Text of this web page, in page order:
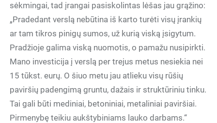
sėkmingai, tad įrangai pasiskolintas lėšas jau grąžino:
„Pradedant verslą nebūtina iš karto turėti visų įrankių
ar tam tikros pinigų sumos, už kurią viską įsigytum.
Pradžioje galima viską nuomotis, o pamažu nusipirkti.
Mano investicija į verslą per trejus metus nesiekia nei
15 tūkst. eurų. O šiuo metu jau atlieku visų rūšių
paviršių padengimą gruntu, dažais ir struktūriniu tinku.
Tai gali būti mediniai, betoniniai, metaliniai paviršiai.
Pirmenybę teikiu aukštybiniams lauko darbams.“